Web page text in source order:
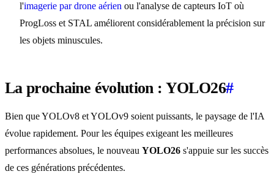
l'imagerie par drone aérien ou l'analyse de capteurs IoT où
ProgLoss et STAL améliorent considérablement la précision sur
les objets minuscules.
La prochaine évolution : YOLO26#
Bien que YOLOv8 et YOLOv9 soient puissants, le paysage de l'IA
évolue rapidement. Pour les équipes exigeant les meilleures
performances absolues, le nouveau YOLO26 s'appuie sur les succès
de ces générations précédentes.